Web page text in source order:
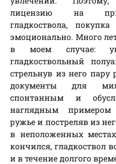
лицензию на
гладкоствола,
эмоционально. Много
в моем случае:
гладкоствольный
стрельнув из него пару
документы для
спонтанным и
наглядным примером
ружье и постреляв из
в неположенных
кончился, гладкоствол
и в течение долгого